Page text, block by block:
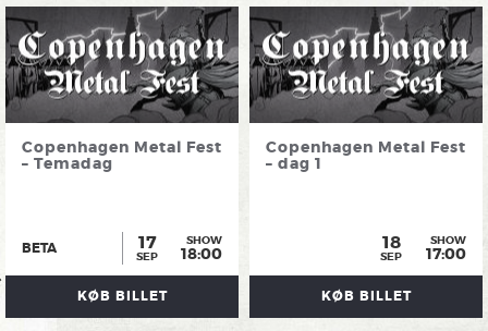
Copenhagen Metal Fest
– Temadag
BETA 17
SEP
SHOW
18:00
KØB BILLET
Copenhagen Metal Fest
– dag 1
18
SEP
SHOW
17:00
KØB BILLET